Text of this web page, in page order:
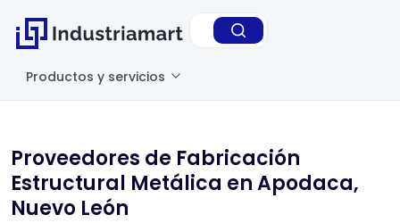
Productos y servicios
Proveedores de Fabricación
Estructural Metálica en Apodaca,
Nuevo León